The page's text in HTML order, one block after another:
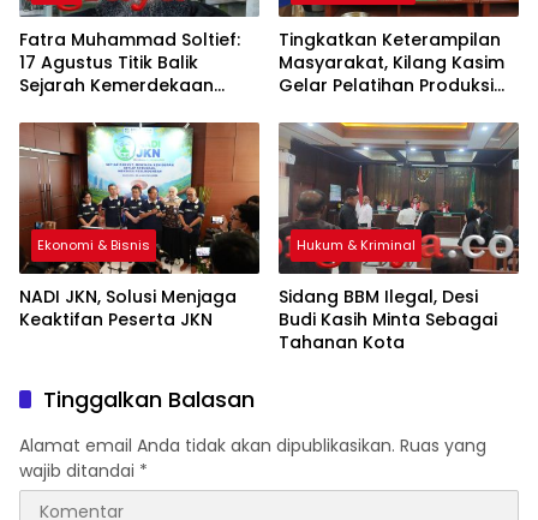
Fatra Muhammad Soltief:
17 Agustus Titik Balik
Sejarah Kemerdekaan
Tingkatkan Keterampilan
Masyarakat, Kilang Kasim
Gelar Pelatihan Produksi
Ekonomi & Bisnis
NADI JKN, Solusi Menjaga
Keaktifan Peserta JKN
Hukum & Kriminal
Sidang BBM Ilegal, Desi
Budi Kasih Minta Sebagai
Tahanan Kota
Tinggalkan Balasan
Alamat email Anda tidak akan dipublikasikan. Ruas yang
wajib ditandai *